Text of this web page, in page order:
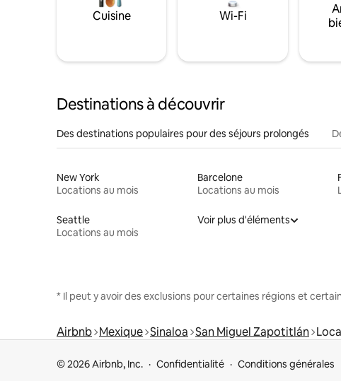
Cuisine Wi-Fi
Destinations à découvrir
Des destinations populaires pour des séjours prolongés
New York
Locations au mois
Barcelone
Locations au mois
Seattle
Locations au mois
Voir plus d'éléments
* Il peut y avoir des exclusions pour certaines régions et
Airbnb Mexique Sinaloa San Miguel Zapotitlán
© 2026 Airbnb, Inc. Confidentialité Conditions générales